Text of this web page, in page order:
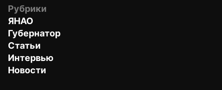
Рубрики
ЯНАО
Губернатор
Статьи
Интервью
Новости